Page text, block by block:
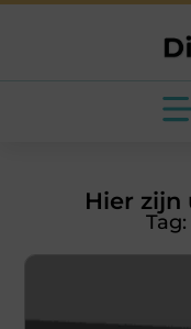
Hier zijn